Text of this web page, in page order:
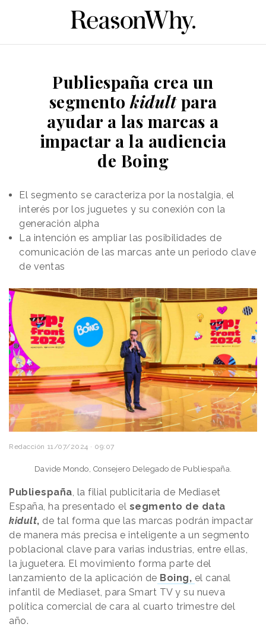
Publiespaña crea un
segmento kidultpara
ayudar a las marcas a
impactar a la audiencia
de Boing
El segmento se caracteriza por la nostalgia, el
interés por los juguetes y su conexión con la
generación alpha
La intención es ampliar las posibilidades de
comunicación de las marcas ante un periodo clave
de ventas
Redacción 11/07/2024 · 09:07
Davide Mondo, Consejero Delegado de Publiespaña.
Publiespaña , la filial publicitaria de Mediaset
España, ha presentado el segmento de data
kidult, de tal forma que las marcas podrán impactar
de manera más precisa e inteligente a un segmento
poblacional clave para varias industrias, entre ellas,
la juguetera. El movimiento forma parte del
lanzamiento de la aplicación de Boing, el canal
infantil de Mediaset, para Smart TV y su nueva
política comercial de cara al cuarto trimestre del
año.